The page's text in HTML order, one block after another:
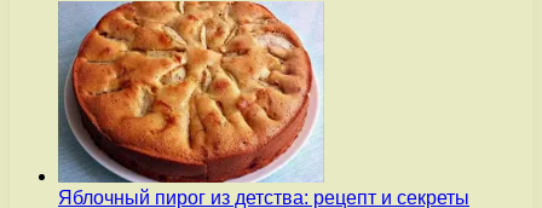
Яблочный пирог из детства: рецепт и секреты